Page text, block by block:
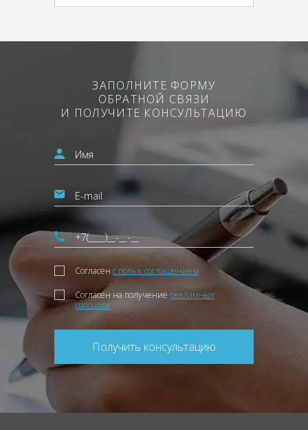
ЗАПОЛНИТЕ ФОРМУ
ОБРАТНОЙ СВЯЗИ
И ПОЛУЧИТЕ КОНСУЛЬТАЦИЮ
Согласен с польз. соглашением
Согласен на получение рекламных
рассылок
Получить консультацию